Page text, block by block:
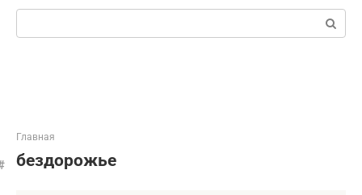
Поиск:
Главная
бездорожье